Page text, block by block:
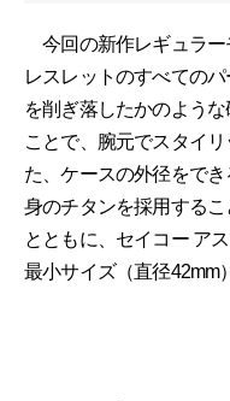
今回の新作レギュラー
レスレットのすべての
を削ぎ落したかのよう
ことで、腕元でスタイ
た、ケースの外径をで
身のチタンを採用する
とともに、セイコー ア
最小サイズ（直径42mm